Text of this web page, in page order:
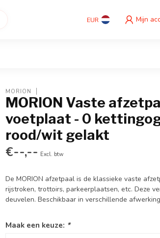
EUR Mijn
MORION
MORION Vaste
voetplaat - 0
rood/wit gelakt
€--,-- Excl. btw
De MORION afzetpaal is de klassieke vaste
rijstroken, trottoirs, parkeerplaatsen, etc. Deze
deuvelen. Beschikbaar in verschillende
Maak een keuze: *